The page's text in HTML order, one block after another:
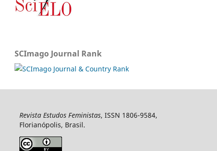
SCImago Journal Rank
Revista Estudos Feministas, ISSN 1806-9584,
Florianópolis, Brasil.